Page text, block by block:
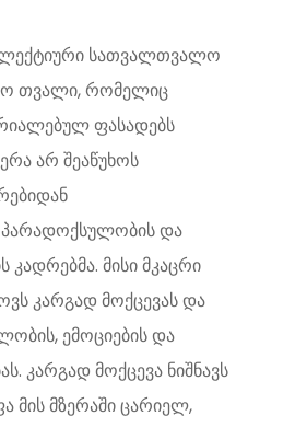
სათვალთვალო
თვალი, რომელიც
ფასადებს
არ შეაწუხოს
და
მისი მკაცრი
კარგად მოქცევას და
ემოციების და
კარგად მოქცევა ნიშნავს
მის მზერაში ცარიელ,